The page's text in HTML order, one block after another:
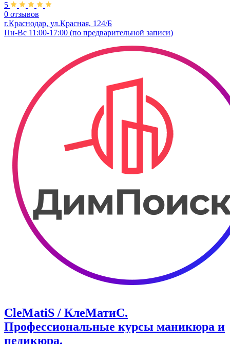
5
0 отзывов
г.Краснодар, ул.​Красная, 124/Б
Пн-Вс 11:00-17:00 (по предварительной записи)
CleMatiS / КлеМатиС.
Профессиональные курсы маникюра и
педикюра.